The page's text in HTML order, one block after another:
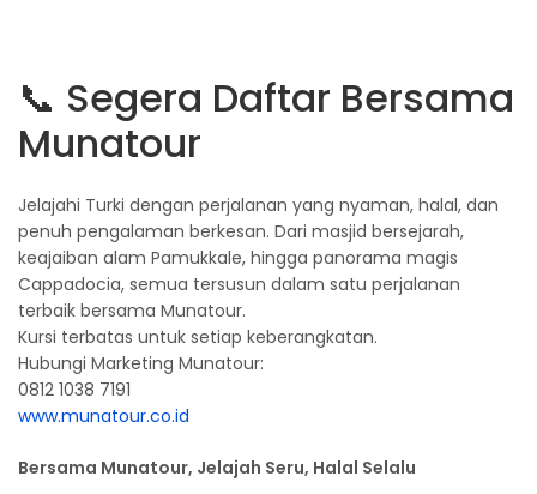
📞 Segera Daftar Bersama
Munatour
Jelajahi Turki dengan perjalanan yang nyaman, halal, dan
penuh pengalaman berkesan. Dari masjid bersejarah,
keajaiban alam Pamukkale, hingga panorama magis
Cappadocia, semua tersusun dalam satu perjalanan
terbaik bersama Munatour.
Kursi terbatas untuk setiap keberangkatan.
Hubungi Marketing Munatour:
0812 1038 7191
www.munatour.co.id
Bersama Munatour, Jelajah Seru, Halal Selalu